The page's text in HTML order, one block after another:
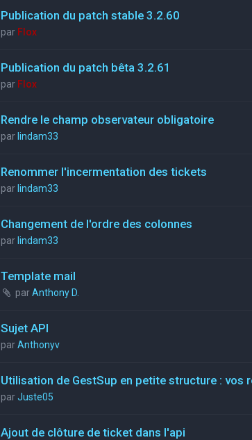
Publication du patch stable 3.2.60
par Flox
Publication du patch bêta 3.2.61
par Flox
Rendre le champ observateur obligatoire
par lindam33
Renommer l'incermentation des tickets
par lindam33
Changement de l'ordre des colonnes
par lindam33
Template mail
parAnthony D.
Sujet API
parAnthonyv
Utilisation de GestSup en petite structure : vos
parJuste05
Ajout de clôture de ticket dans l'api